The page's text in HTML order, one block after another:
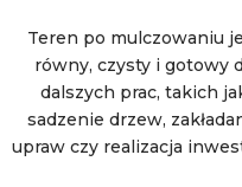
Teren po mulczowaniu
równy, czysty i gotowy
dalszych prac, takich
sadzenie drzew,
upraw czy realizacja